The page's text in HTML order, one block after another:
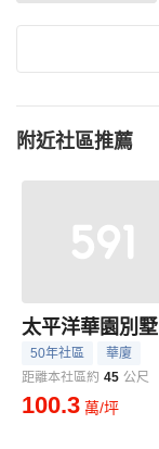
附近社區推薦
50年社區
華廈
距離本社區約 45 公尺
100.3 萬/坪